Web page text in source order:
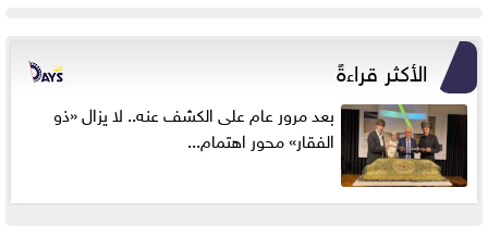
الأكثر قراءةً
بعد مرور عام على الكشف عنه.. لا يزال «ذو
الفقار» محور اهتمام...